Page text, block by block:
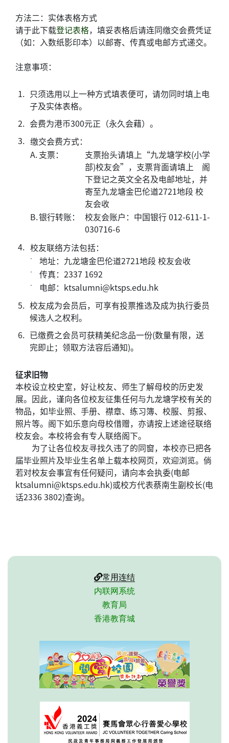
方法二：实体表格方式
请于此下载登记表格，填妥表格后请连同缴交会费凭证
（如：入数纸影印本）以邮寄、传真或电邮方式递交。
注意事项：
1. 只须选用以上一种方式填表便可，请勿同时填上电
子及实体表格。
2. 会费为港币300元正（永久会藉）。
3. 缴交会费方式：
A.支票：
支票抬头请填上“九龙塘学校(小学
部)校友会”，支票背面请填上 阁
下登记之英文全名及电邮地址，并
寄至九龙塘金巴伦道2721地段 校
友会收
B.银行转账：
校友会账户：中国银行 012-611-1-
030716-6
4. 校友联络方法包括：
˙
地址：九龙塘金巴伦道2721地段 校友会收
˙
传真：2337 1692
˙
电邮：ktsalumni@ktsps.edu.hk
5. 校友成为会员后，可享有投票推选及成为执行委员
候选人之权利。
6. 已缴费之会员可获精美纪念品一份(数量有限，送
完即止；领取方法容后通知)。
征求旧物
本校设立校史室，好让校友、师生了解母校的历史发
展。因此，谨向各位校友征集任何与九龙塘学校有关的
物品，如毕业照、手册、襟章、练习簿、校服、剪报、
照片等。阁下如乐意向母校借赠，亦请按上述途径联络
校友会。本校将会有专人联络阁下。
为了让各位校友寻找久违了的同窗，本校亦已把各
届毕业照片及毕业生名单上载本校网页，欢迎浏览。倘
若对校友会事宜有任何疑问，请向本会执委(电邮
ktsalumni@ktsps.edu.hk)或校方代表蔡南生副校长(电
话2336 3802)查询。
常用连结
内联网系统
教育局
香港教育城